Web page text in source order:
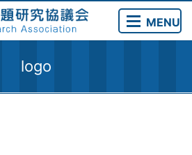
MENU
logo